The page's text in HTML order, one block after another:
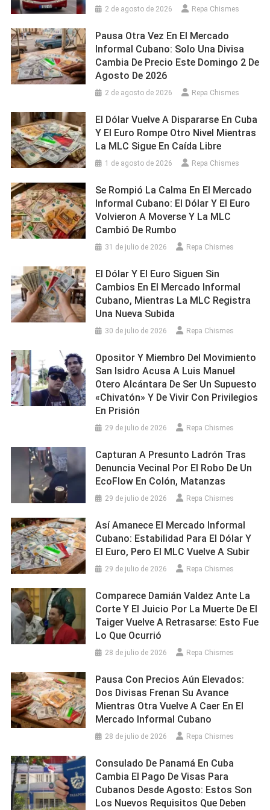
2 de agosto de 2026 Repa Chismes
Pausa Otra Vez En El Mercado
Informal Cubano: Solo Una Divisa
Cambia De Precio Este Domingo 2 De
Agosto De 2026
2 de agosto de 2026 Repa Chismes
El Dólar Vuelve A Dispararse En Cuba
Y El Euro Rompe Otro Nivel Mientras
La MLC Sigue En Caída Libre
1 de agosto de 2026 Repa Chismes
Se Rompió La Calma En El Mercado
Informal Cubano: El Dólar Y El Euro
Volvieron A Moverse Y La MLC
Cambió De Rumbo
31 de julio de 2026 Repa Chismes
El Dólar Y El Euro Siguen Sin
Cambios En El Mercado Informal
Cubano, Mientras La MLC Registra
Una Nueva Subida
30 de julio de 2026 Repa Chismes
Opositor Y Miembro Del Movimiento
San Isidro Acusa A Luis Manuel
Otero Alcántara De Ser Un Supuesto
«chivatón» Y De Vivir Con Privilegios
En Prisión
29 de julio de 2026 Repa Chismes
Capturan A Presunto Ladrón Tras
Denuncia Vecinal Por El Robo De Un
EcoFlow En Colón, Matanzas
29 de julio de 2026 Repa Chismes
Así Amanece El Mercado Informal
Cubano: Estabilidad Para El Dólar Y
El Euro, Pero El MLC Vuelve A Subir
29 de julio de 2026 Repa Chismes
Comparece Damián Valdez Ante La
Corte Y El Juicio Por La Muerte De El
Taiger Vuelve A Retrasarse: Esto Fue
Lo Que Ocurrió
28 de julio de 2026 Repa Chismes
Pausa Con Precios Aún Elevados:
Dos Divisas Frenan Su Avance
Mientras Otra Vuelve A Caer En El
Mercado Informal Cubano
28 de julio de 2026 Repa Chismes
Consulado De Panamá En Cuba
Cambia El Pago De Visas Para
Cubanos Desde Agosto: Estos Son
Los Nuevos Requisitos Que Deben